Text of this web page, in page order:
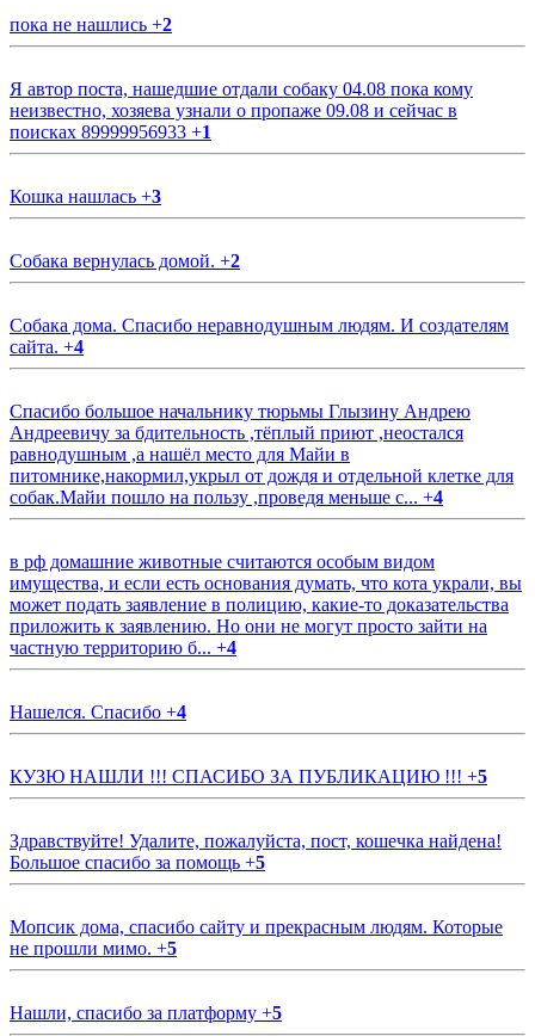
пока не нашлись +2
Я автор поста, нашедшие отдали собаку 04.08 пока кому
неизвестно, хозяева узнали о пропаже 09.08 и сейчас в
поисках 89999956933 +1
Кошка нашлась +3
Собака вернулась домой. +2
Собака дома. Спасибо неравнодушным людям. И создателям
сайта. +4
Спасибо большое начальнику тюрьмы Глызину Андрею
Андреевичу за бдительность ,тёплый приют ,неостался
равнодушным ,а нашёл место для Майи в
питомнике,накормил,укрыл от дождя и отдельной клетке для
собак.Майи пошло на пользу ,проведя меньше с... +4
в рф домашние животные считаются особым видом
имущества, и если есть основания думать, что кота украли, вы
может подать заявление в полицию, какие-то доказательства
приложить к заявлению. Но они не могут просто зайти на
частную территорию б... +4
Нашелся. Спасибо +4
КУЗЮ НАШЛИ !!! СПАСИБО ЗА ПУБЛИКАЦИЮ !!! +5
Здравствуйте! Удалите, пожалуйста, пост, кошечка найдена!
Большое спасибо за помощь +5
Мопсик дома, спасибо сайту и прекрасным людям. Которые
не прошли мимо. +5
Нашли, спасибо за платформу +5